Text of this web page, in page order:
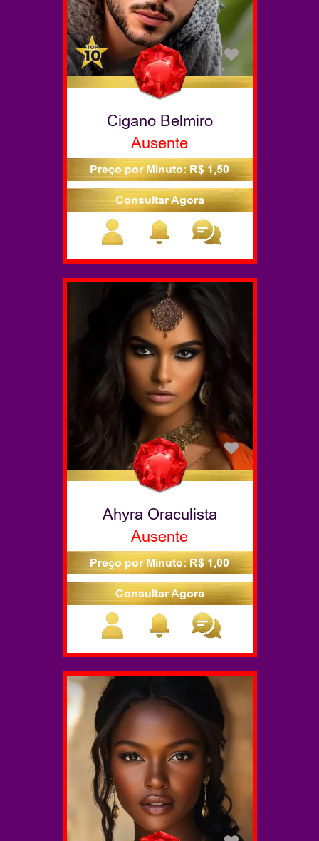
Cigano Belmiro
Ausente
Preço por Minuto: R$ 1,50
Consultar Agora
Ahyra Oraculista
Ausente
Preço por Minuto: R$ 1,00
Consultar Agora